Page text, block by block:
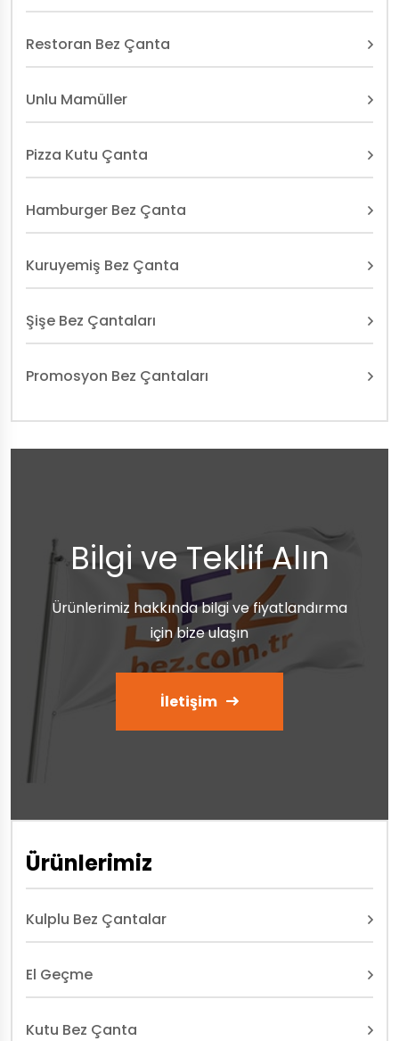
Restoran Bez Çanta
Unlu Mamüller
Pizza Kutu Çanta
Hamburger Bez Çanta
Kuruyemiş Bez Çanta
Şişe Bez Çantaları
Promosyon Bez Çantaları
Bilgi ve Teklif Alın
Ürünlerimiz hakkında bilgi ve fiyatlandırma
için bize ulaşın
İletişim
Ürünlerimiz
Kulplu Bez Çantalar
El Geçme
Kutu Bez Çanta